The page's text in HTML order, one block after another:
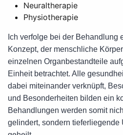
Neuraltherapie
Physiotherapie
Ich verfolge bei der Behandlung
Konzept, der menschliche
einzelnen Organbestandteile
Einheit betrachtet. Alle
dabei miteinander verknüpft,
und Besonderheiten bilden ein
Behandlungen werden somit
gelindert, sondern tieferliegende